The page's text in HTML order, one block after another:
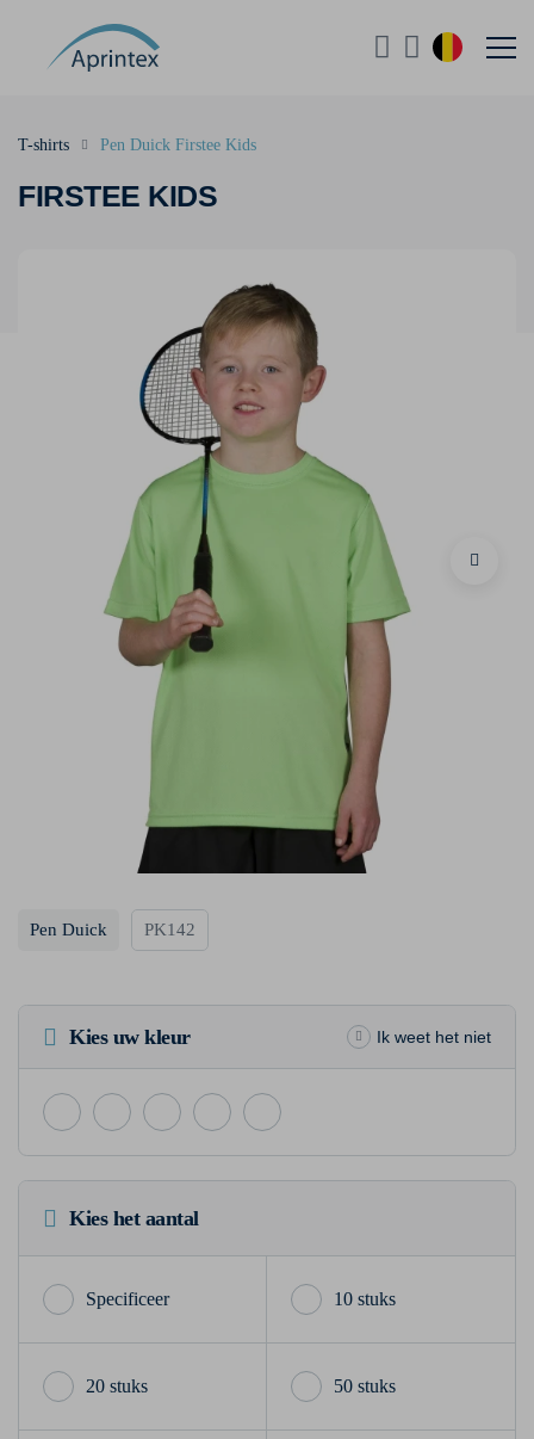
FIRSTEE KIDS
T-shirts Pen Duick Firstee Kids
Pen Duick PK142
Kies uw kleur Ik weet het niet
Kies het aantal
10 stuks
20 stuks 50 stuks